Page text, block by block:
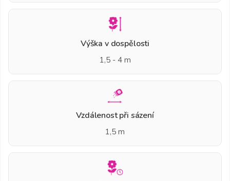
Výška v dospělosti
1,5 - 4 m
Vzdálenost při sázení
1,5 m